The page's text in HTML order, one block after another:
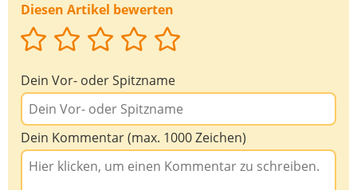
Diesen Artikel bewerten
Dein Vor- oder Spitzname
Dein Kommentar (max. 1000 Zeichen)